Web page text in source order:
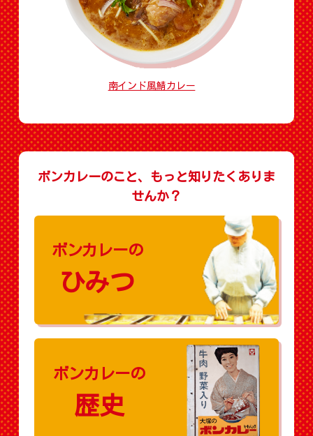
南インド風鯖カレー
ボンカレーのこと、もっと知りたくありま
せんか？
ボンカレーの
ひみつ
ボンカレーの
歴史